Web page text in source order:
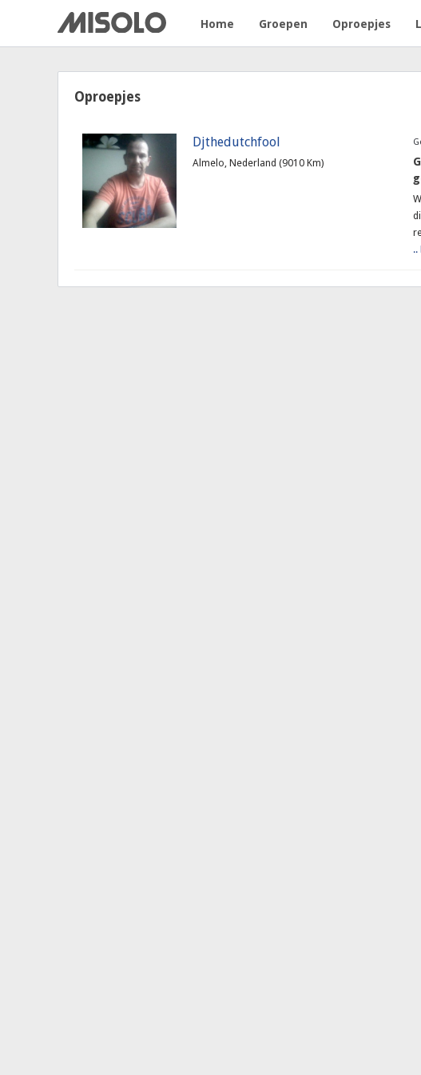
Home Groepen Oproepjes
Oproepjes
Djthedutchfool
Almelo, Nederland (9010 Km)
..